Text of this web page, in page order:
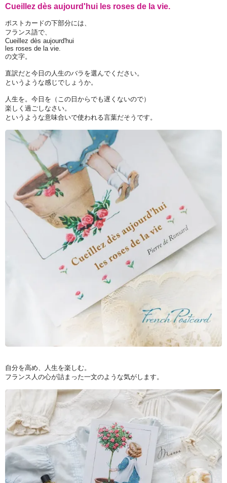
Cueillez dès aujourd'hui les roses de la vie.
ポストカードの下部分には、
フランス語で、
Cueillez dès aujourd'hui
les roses de la vie.
の文字。
直訳だと今日の人生のバラを選んでください。
というような感じでしょうか。
人生を。今日を（この日からでも遅くないので）
楽しく過ごしなさい。
というような意味合いで使われる言葉だそうです。
自分を高め、人生を楽しむ。
フランス人の心が詰まった一文のような気がします。